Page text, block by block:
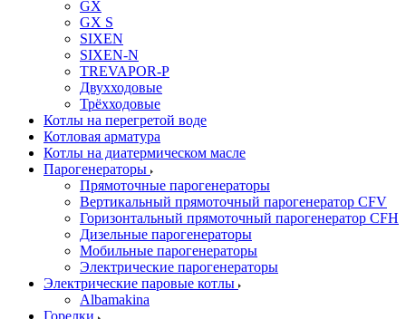
GX
GX S
SIXEN
SIXEN-N
TREVAPOR-P
Двухходовые
Трёхходовые
Котлы на перегретой воде
Котловая арматура
Котлы на диатермическом масле
Парогенераторы
Прямоточные парогенераторы
Вертикальный прямоточный парогенератор CFV
Горизонтальный прямоточный парогенератор CFH
Дизельные парогенераторы
Мобильные парогенераторы
Электрические парогенераторы
Электрические паровые котлы
Albamakina
Горелки